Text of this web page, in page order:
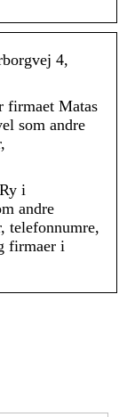
4,
firmaet Matas
som andre
i
andre
telefonnumre,
firmaer i